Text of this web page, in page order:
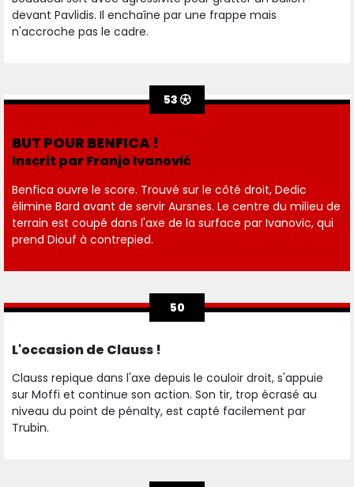
devant Pavlidis. Il enchaîne par une frappe mais
n'accroche pas le cadre.
53
BUT POUR BENFICA !
Inscrit par Franjo Ivanović
Benfica ouvre le score. Trouvé sur le côté droit, Dedic
élimine Bard avant de servir Aursnes. Le centre du milieu de
terrain est coupé dans l'axe de la surface par Ivanovic, qui
prend Diouf à contrepied.
50
L'occasion de Clauss !
Clauss repique dans l'axe depuis le couloir droit, s'appuie
sur Moffi et continue son action. Son tir, trop écrasé au
niveau du point de pénalty, est capté facilement par
Trubin.